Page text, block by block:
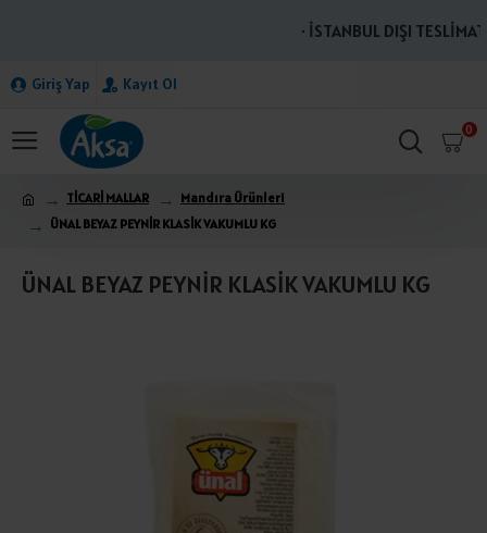
· İSTANBUL DIŞI
Giriş Yap Kayıt Ol
0
TİCARİ MALLAR
Mandıra Ürünleri
ÜNAL BEYAZ PEYNİR KLASİK VAKUMLU KG
ÜNAL BEYAZ PEYNİR KLASİK VAKUMLU KG